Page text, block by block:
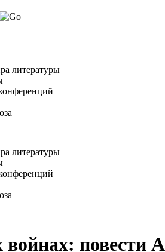
литературы
литературы
войнах: повести